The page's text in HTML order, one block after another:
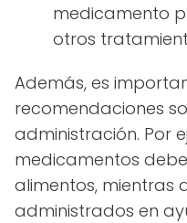
medicamento
otros
Además, es
recomendaciones
administración. Por
medicamentos
alimentos, mientras
administrados en